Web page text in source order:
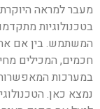
מעבר למראה
בטכנולוגיות
המשתמש. בין אם
חכמים, המכילים
במערכות
נמצא כאן.